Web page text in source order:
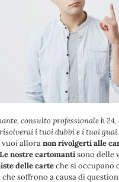
consulto professionale h 24,
i tuoi dubbi e i tuoi
vuoi alloranon rivolgerti alle
Le nostre cartomantisono delle
delle carteche si occupano
soffrono a causa di